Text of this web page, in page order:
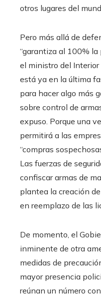
otros lugares del
Pero más allá de
“garantiza al 100% la
el ministro del Interior
está ya en la última
para hacer algo más
sobre control de
expuso. Porque una
permitirá a las
“compras
Las fuerzas de
confiscar armas de
plantea la creación
en reemplazo de las
De momento, el
inminente de otra
medidas de
mayor presencia
reúnan un número